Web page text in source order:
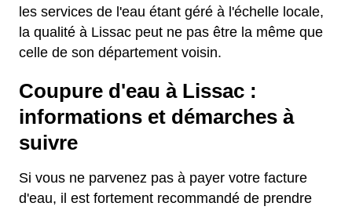
les services de l'eau étant géré à l'échelle locale,
la qualité à Lissac peut ne pas être la même que
celle de son département voisin.
Coupure d'eau à Lissac :
informations et démarches à
suivre
Si vous ne parvenez pas à payer votre facture
d'eau, il est fortement recommandé de prendre